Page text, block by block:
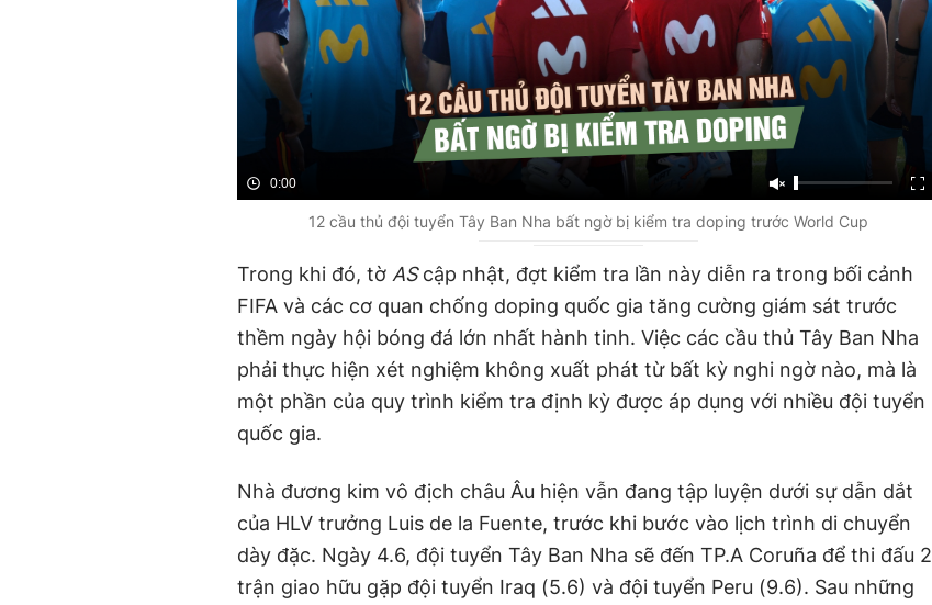
0:00
12 cầu thủ đội tuyển Tây Ban Nha bất ngờ bị kiểm tra doping trước World Cup
Trong khi đó, tờ AScập nhật, đợt kiểm tra lần này diễn ra trong bối cảnh
FIFA và các cơ quan chống doping quốc gia tăng cường giám sát trước
thềm ngày hội bóng đá lớn nhất hành tinh. Việc các cầu thủ Tây Ban Nha
phải thực hiện xét nghiệm không xuất phát từ bất kỳ nghi ngờ nào, mà là
một phần của quy trình kiểm tra định kỳ được áp dụng với nhiều đội tuyển
quốc gia.
Nhà đương kim vô địch châu Âu hiện vẫn đang tập luyện dưới sự dẫn dắt
của HLV trưởng Luis de la Fuente, trước khi bước vào lịch trình di chuyển
dày đặc. Ngày 4.6, đội tuyển Tây Ban Nha sẽ đến TP.A Coruña để thi đấu 2
trận giao hữu gặp đội tuyển Iraq (5.6) và đội tuyển Peru (9.6). Sau những